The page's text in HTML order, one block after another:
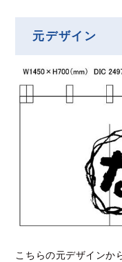
元デザイン
こちらの元デザインか